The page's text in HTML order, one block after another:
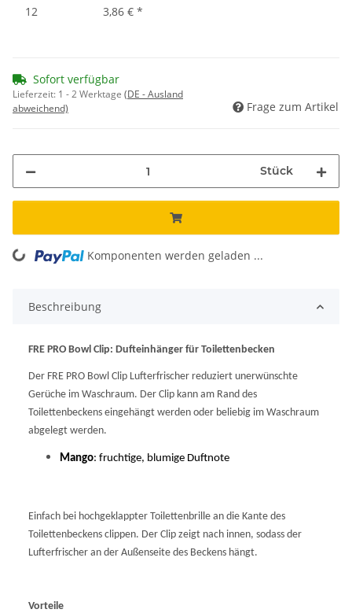
12 3,86 € *
Sofort verfügbar
Lieferzeit: 1 - 2 Werktage (DE - Ausland
abweichend)
Frage zum Artikel
Stück
Komponenten werden geladen ...
Beschreibung
FRE PRO Bowl Clip: Dufteinhänger für Toilettenbecken
Der FRE PRO Bowl Clip Lufterfrischer reduziert unerwünschte
Gerüche im Waschraum. Der Clip kann am Rand des
Toilettenbeckens eingehängt werden oder beliebig im Waschraum
abgelegt werden.
Mango: fruchtige, blumige Duftnote
Einfach bei hochgeklappter Toilettenbrille an die Kante des
Toilettenbeckens clippen. Der Clip zeigt nach innen, sodass der
Lufterfrischer an der Außenseite des Beckens hängt.
Vorteile